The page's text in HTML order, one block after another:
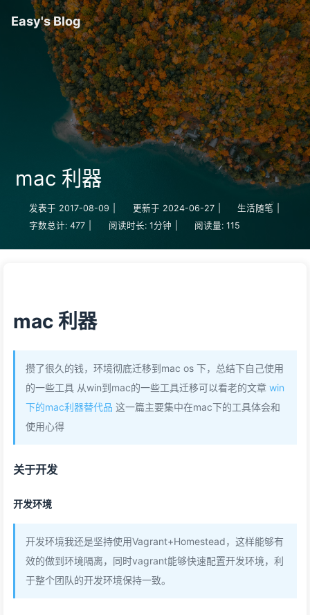
Easy's Blog
mac 利器
发表于 2017-08-09 更新于 2024-06-27 生活随笔
字数总计: 477 阅读时长: 1分钟 阅读量: 115
mac 利器
攒了很久的钱，环境彻底迁移到mac os 下，总结下自己使用
的一些工具 从win到mac的一些工具迁移可以看老的文章 win
下的mac利器替代品 这一篇主要集中在mac下的工具体会和
使用心得
关于开发
开发环境
开发环境我还是坚持使用Vagrant+Homestead，这样能够有
效的做到环境隔离，同时vagrant能够快速配置开发环境，利
于整个团队的开发环境保持一致。